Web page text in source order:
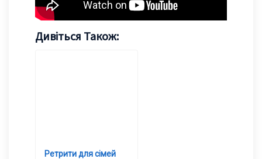
Дивіться Також:
Ретрити для сімей